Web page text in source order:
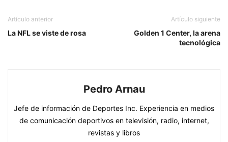
Artículo anterior
La NFL se viste de rosa
Artículo siguiente
Golden 1 Center, la arena
tecnológica
Pedro Arnau
Jefe de información de Deportes Inc. Experiencia en medios
de comunicación deportivos en televisión, radio, internet,
revistas y libros